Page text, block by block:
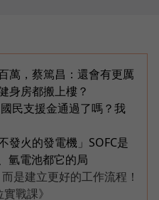
萬，蔡篤昌：還會有更厲
身房都搬上樓？
民支援金通過了嗎？我
發火的發電機」SOFC是
氫電池都它的局
是建立更好的工作流程！
戰課》